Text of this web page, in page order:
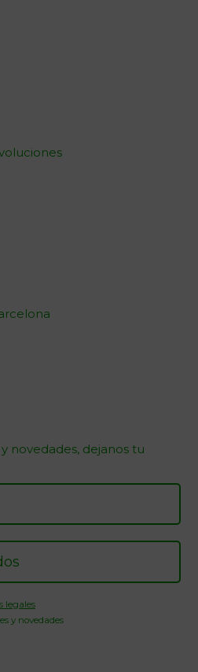
novedades, dejanos tu
legales
y novedades